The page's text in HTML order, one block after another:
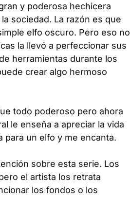
y poderosa hechicera
sociedad. La razón es que
elfo oscuro. Pero eso no
la llevó a perfeccionar sus
herramientas durante los
crear algo hermoso
todo poderoso pero ahora
le enseña a apreciar la vida
para un elfo y me encanta.
sobre esta serie. Los
el artista los retrata
los fondos o los